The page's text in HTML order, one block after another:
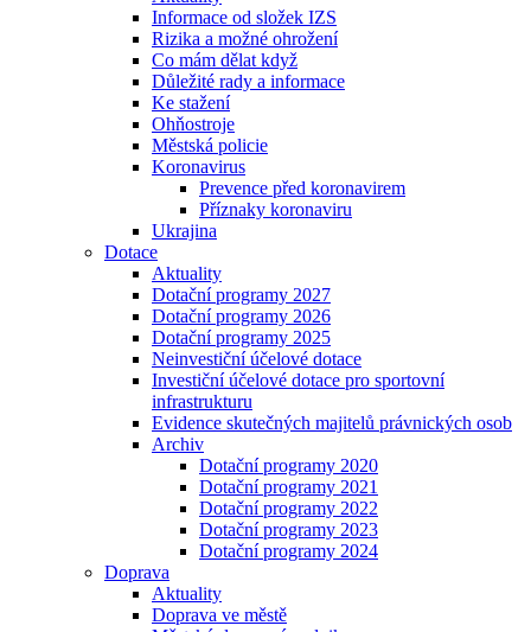
Informace od složek IZS
Rizika a možné ohrožení
Co mám dělat když
Důležité rady a informace
Ke stažení
Ohňostroje
Městská policie
Koronavirus
Prevence před koronavirem
Příznaky koronaviru
Ukrajina
Dotace
Aktuality
Dotační programy 2027
Dotační programy 2026
Dotační programy 2025
Neinvestiční účelové dotace
Investiční účelové dotace pro sportovní
infrastrukturu
Evidence skutečných majitelů právnických osob
Archiv
Dotační programy 2020
Dotační programy 2021
Dotační programy 2022
Dotační programy 2023
Dotační programy 2024
Doprava
Aktuality
Doprava ve městě